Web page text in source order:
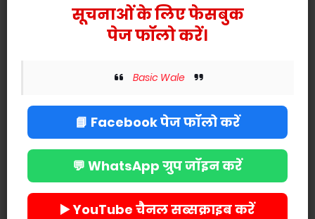
सूचनाओं के लिए फेसबुक
पेज फॉलो करें।
Basic Wale
📘 Facebook पेज फॉलो करें
💬 WhatsApp ग्रुप जॉइन करें
▶️ YouTube चैनल सब्सक्राइब करें